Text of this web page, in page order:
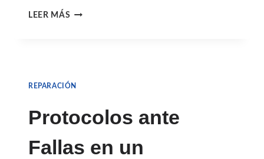
LEER MÁSREPARAR
EQUIPO
GUÍA
REPARACIÓN
Protocolos ante
Fallas en un